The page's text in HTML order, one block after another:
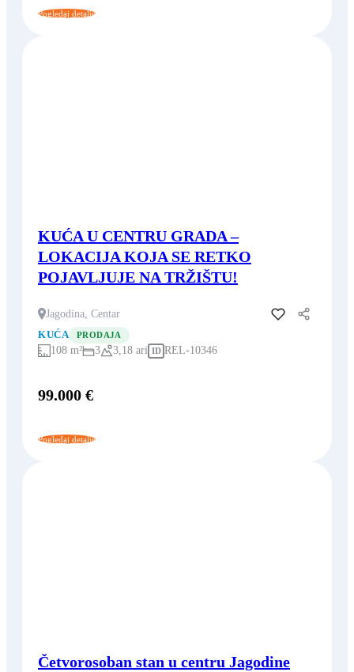
Pogledaj detalje
KUĆA U CENTRU GRADA –
LOKACIJA KOJA SE RETKO
POJAVLJUJE NA TRŽIŠTU!
Jagodina, Centar
Dodaj u favorite
KUĆA
PRODAJA
108 m² 3 3,18 ari ID REL-10346
99.000 €
Pogledaj detalje
Četvorosoban stan u centru Jagodine